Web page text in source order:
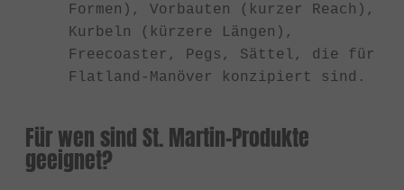
Formen), Vorbauten (kurzer Reach),
Kurbeln (kürzere Längen),
Freecoaster, Pegs, Sättel, die für
Flatland-Manöver konzipiert sind.
Für wen sind St. Martin-Produkte
geeignet?